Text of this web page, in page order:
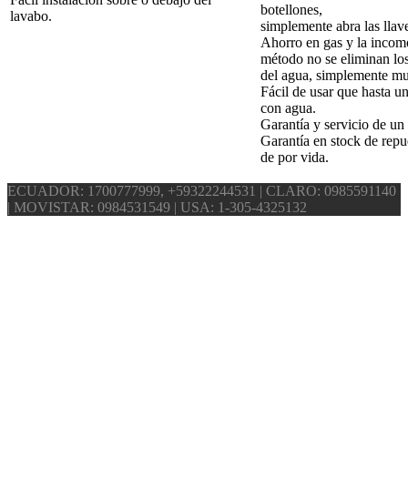
lavabo.
botellones,
simplemente abra las
Ahorro en gas y la
método no se eliminan
del agua, simplemente
Fácil de usar que hasta
con agua.
Garantía y servicio de un
Garantía en stock de
de por vida.
ECUADOR: 1700777999, +59322244531 | CLARO: 0985591140
| MOVISTAR: 0984531549 | USA: 1-305-4325132